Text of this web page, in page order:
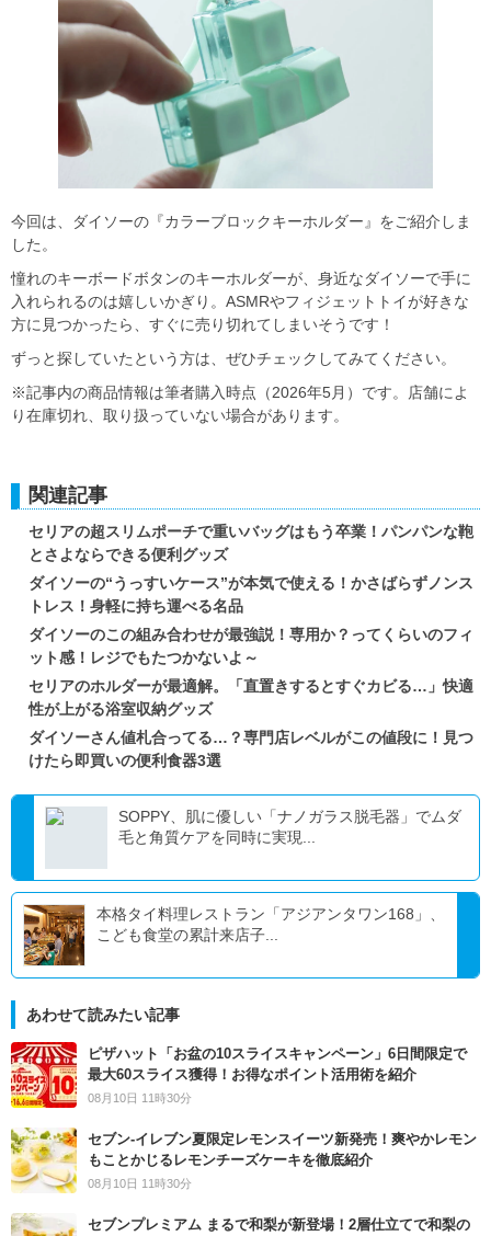
今回は、ダイソーの『カラーブロックキーホルダー』をご紹介しま
した。
憧れのキーボードボタンのキーホルダーが、身近なダイソーで手に
入れられるのは嬉しいかぎり。ASMRやフィジェットトイが好きな
方に見つかったら、すぐに売り切れてしまいそうです！
ずっと探していたという方は、ぜひチェックしてみてください。
※記事内の商品情報は筆者購入時点（2026年5月）です。店舗によ
り在庫切れ、取り扱っていない場合があります。
関連記事
セリアの超スリムポーチで重いバッグはもう卒業！パンパンな鞄
とさよならできる便利グッズ
ダイソーの“うっすいケース”が本気で使える！かさばらずノンス
トレス！身軽に持ち運べる名品
ダイソーのこの組み合わせが最強説！専用か？ってくらいのフィ
ット感！レジでもたつかないよ～
セリアのホルダーが最適解。「直置きするとすぐカビる…」快適
性が上がる浴室収納グッズ
ダイソーさん値札合ってる…？専門店レベルがこの値段に！見つ
けたら即買いの便利食器3選
SOPPY、肌に優しい「ナノガラス脱毛器」でムダ
毛と角質ケアを同時に実現...
本格タイ料理レストラン「アジアンタワン168」、
こども食堂の累計来店子...
あわせて読みたい記事
ピザハット「お盆の10スライスキャンペーン」6日間限定で
最大60スライス獲得！お得なポイント活用術を紹介
08月10日 11時30分
セブン‐イレブン夏限定レモンスイーツ新発売！爽やかレモン
もことかじるレモンチーズケーキを徹底紹介
08月10日 11時30分
セブンプレミアム まるで和梨が新登場！2層仕立てで和梨の